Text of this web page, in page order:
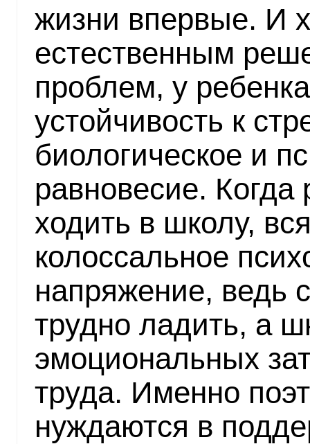
жизни впервые. И
естественным
проблем, у
устойчивость к
биологическое и
равновесие. Когда
ходить в школу,
колоссальное
напряжение, ведь
трудно ладить, а
эмоциональных
труда. Именно
нуждаются в